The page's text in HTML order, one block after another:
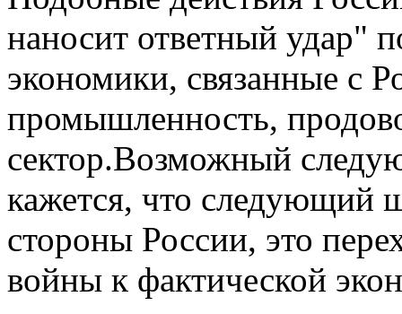
наносит ответный удар"
экономики, связанные с
промышленность,
сектор.Возможный
кажется, что следующий
стороны России, это
войны к фактической